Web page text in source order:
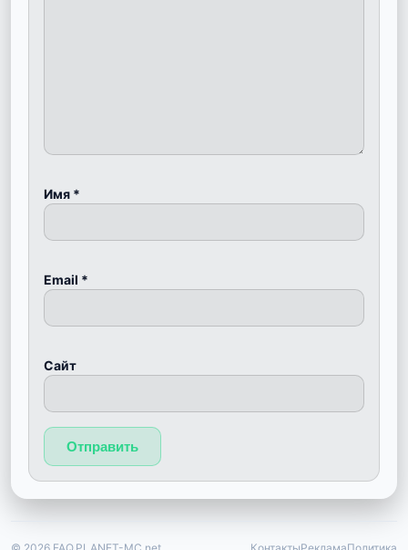
Имя *
Email *
Сайт